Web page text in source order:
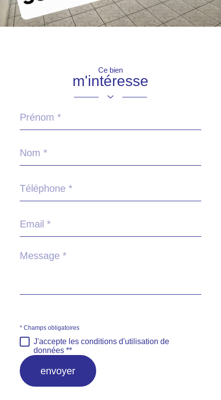
Ce bien
m'intéresse
Prénom
Nom
Téléphone
Email
Message
* Champs obligatoires
J'accepte les conditions d'utilisation de
données **
envoyer